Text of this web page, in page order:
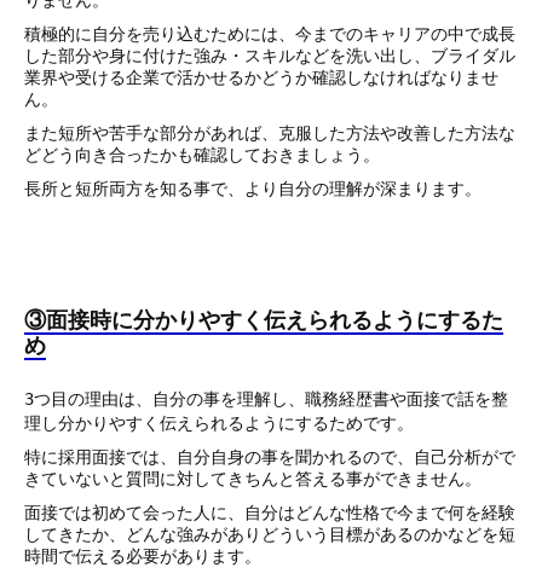
積極的に自分を売り込むためには、今までのキャリアの中で成長
した部分や身に付けた強み・スキルなどを洗い出し、ブライダル
業界や受ける企業で活かせるかどうか確認しなければなりませ
ん。
また短所や苦手な部分があれば、克服した方法や改善した方法な
どどう向き合ったかも確認しておきましょう。
長所と短所両方を知る事で、より自分の理解が深まります。
③面接時に分かりやすく伝えられるようにするた
め
3つ目の理由は、自分の事を理解し、職務経歴書や面接で話を整
理し分かりやすく伝えられるようにするためです。
特に採用面接では、自分自身の事を聞かれるので、自己分析がで
きていないと質問に対してきちんと答える事ができません。
面接では初めて会った人に、自分はどんな性格で今まで何を経験
してきたか、どんな強みがありどういう目標があるのかなどを短
時間で伝える必要があります。